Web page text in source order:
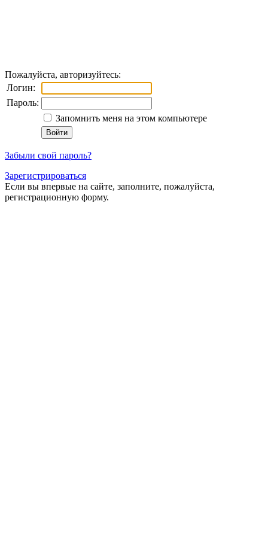
Пожалуйста, авторизуйтесь:
Логин:
Пароль:
Запомнить меня на этом компьютере
Забыли свой пароль?
Зарегистрироваться
Если вы впервые на сайте, заполните, пожалуйста,
регистрационную форму.